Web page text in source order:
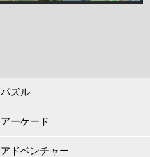
パズル
アーケード
アドベンチャー